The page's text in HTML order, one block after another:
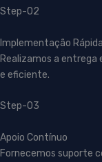
Step-02
Implementação Rápida
Realizamos a entrega
e eficiente.
Step-03
Apoio Contínuo
Fornecemos suporte